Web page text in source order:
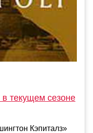
текущем сезоне
Кэпиталз»